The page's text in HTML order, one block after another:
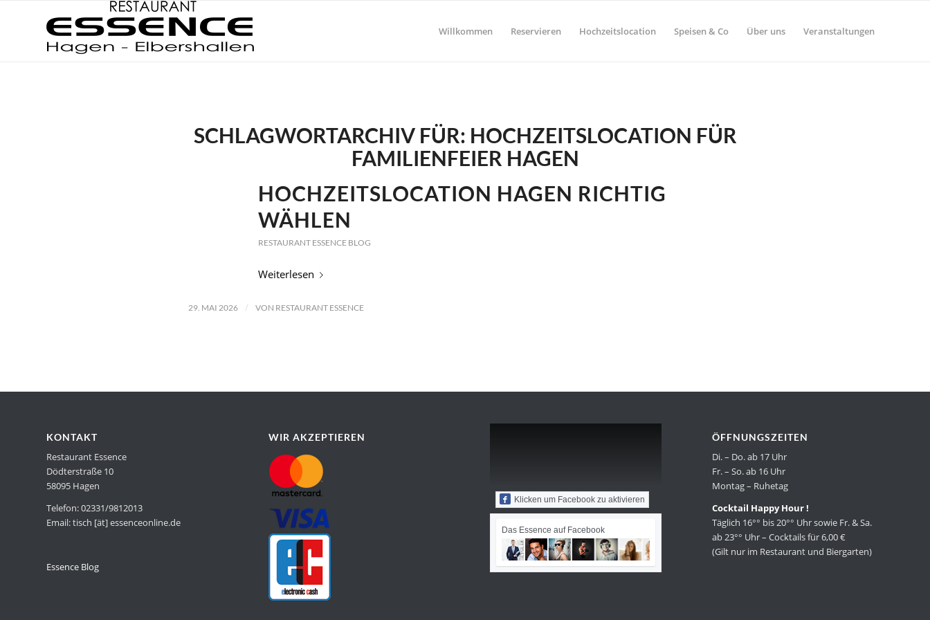
Willkommen Reservieren Hochzeitslocation Speisen & Co Über uns Veranstaltungen
SCHLAGWORTARCHIV FÜR: HOCHZEITSLOCATION FÜR
FAMILIENFEIER HAGEN
HOCHZEITSLOCATION HAGEN RICHTIG
WÄHLEN
RESTAURANT ESSENCE BLOG
Weiterlesen
29. MAI 2026 / VON RESTAURANT ESSENCE
KONTAKT
Restaurant Essence
Dödterstraße 10
58095 Hagen
Telefon: 02331/9812013
Email: tisch [ät] essenceonline.de
Essence Blog
WIR AKZEPTIEREN
Klicken um Facebook zu aktivieren
Das Essence auf Facebook
ÖFFNUNGSZEITEN
Di. – Do. ab 17 Uhr
Fr. – So. ab 16 Uhr
Montag – Ruhetag
Cocktail Happy Hour !
Täglich 16°° bis 20°° Uhr sowie Fr. & Sa.
ab 23°° Uhr – Cocktails für 6,00 €
(Gilt nur im Restaurant und Biergarten)